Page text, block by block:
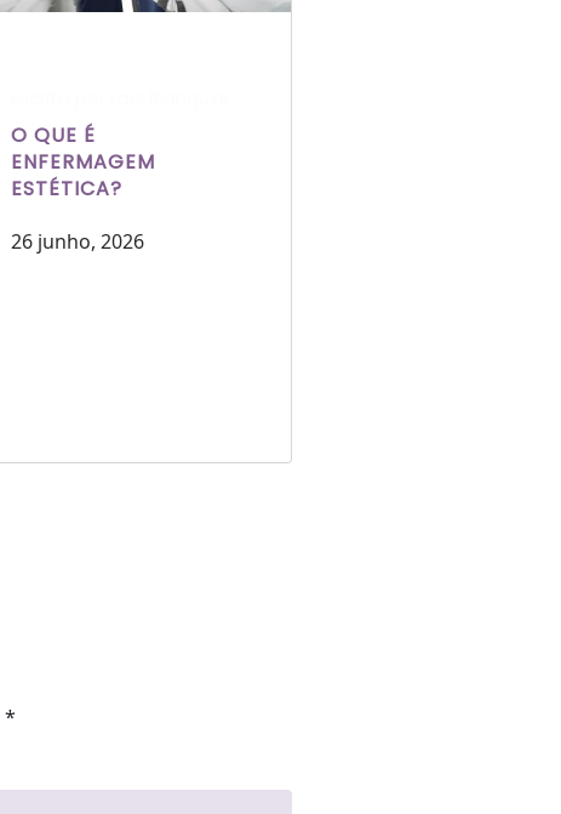
O QUE É
ENFERMAGEM
ESTÉTICA?
26 junho, 2026
*